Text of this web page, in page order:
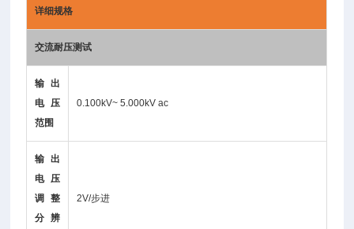
详细规格
交流耐压测试
输出
电压
范围
0.100kV~ 5.000kV ac
输出
电压
调整
分辨
2V/步进